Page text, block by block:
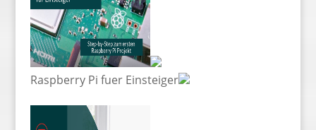
Raspberry Pi fuer Einsteiger